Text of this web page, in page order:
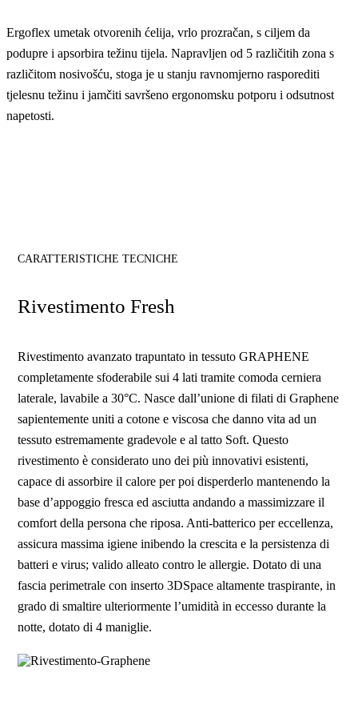
Ergoflex umetak otvorenih ćelija, vrlo prozračan, s ciljem da
podupre i apsorbira težinu tijela. Napravljen od 5 različitih zona s
različitom nosivošću, stoga je u stanju ravnomjerno rasporediti
tjelesnu težinu i jamčiti savršeno ergonomsku potporu i odsutnost
napetosti.
CARATTERISTICHE TECNICHE
Rivestimento Fresh
Rivestimento avanzato trapuntato in tessuto GRAPHENE
completamente sfoderabile sui 4 lati tramite comoda cerniera
laterale, lavabile a 30°C. Nasce dall’unione di filati di Graphene
sapientemente uniti a cotone e viscosa che danno vita ad un
tessuto estremamente gradevole e al tatto Soft. Questo
rivestimento è considerato uno dei più innovativi esistenti,
capace di assorbire il calore per poi disperderlo mantenendo la
base d’appoggio fresca ed asciutta andando a massimizzare il
comfort della persona che riposa. Anti-batterico per eccellenza,
assicura massima igiene inibendo la crescita e la persistenza di
batteri e virus; valido alleato contro le allergie. Dotato di una
fascia perimetrale con inserto 3DSpace altamente traspirante, in
grado di smaltire ulteriormente l’umidità in eccesso durante la
notte, dotato di 4 maniglie.